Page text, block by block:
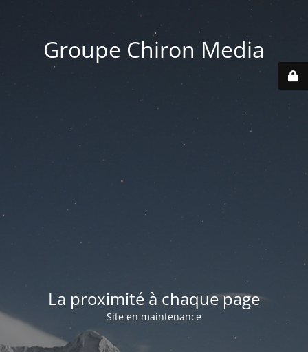
Groupe Chiron Media
La proximité à chaque page
Site en maintenance